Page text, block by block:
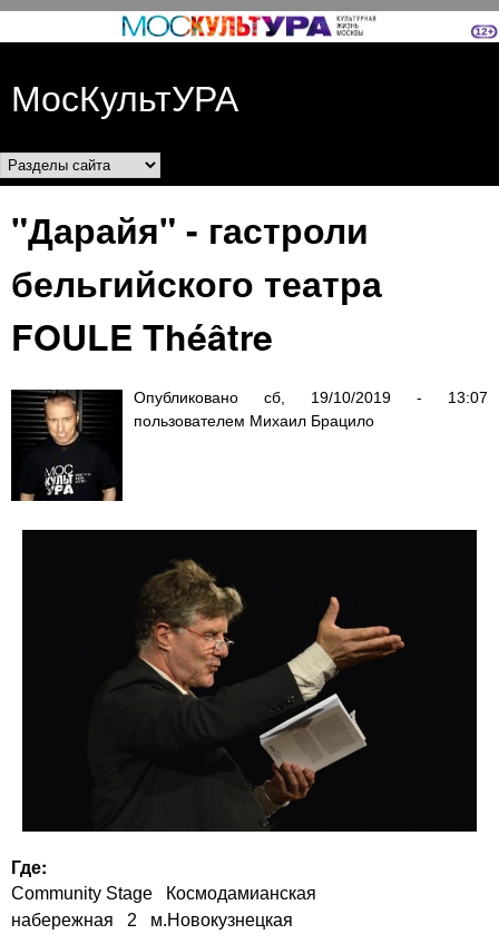
Перейти к основному
МосКультУРА
Разделы сайта
"Дарайя" - гастроли
бельгийского театра
FOULE Théâtre
Опубликовано сб, 19/10/2019 - 13:07
пользователем Михаил Брацило
Где:
Community Stage
Космодамианская
набережная
2 м.Новокузнецкая